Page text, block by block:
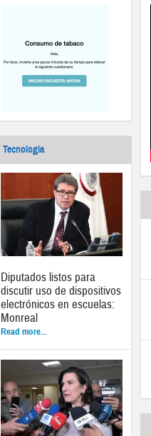
Tecnología
Diputados listos para
discutir uso de dispositivos
electrónicos en escuelas:
Monreal
Read more...